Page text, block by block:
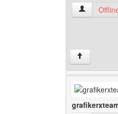
infos-
↑